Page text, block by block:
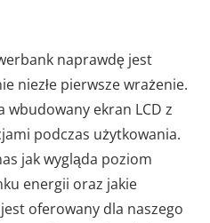
naprawdę jest
niezłe pierwsze wrażenie.
wbudowany ekran LCD z
podczas użytkowania.
jak wygląda poziom
energii oraz jakie
oferowany dla naszego